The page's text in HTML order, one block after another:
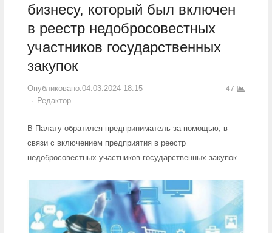
бизнесу, который был включен
в реестр недобросовестных
участников государственных
закупок
Опубликовано:04.03.2024 18:15
Author
Редактор
47
В Палату обратился предприниматель за помощью, в
связи с включением предприятия в реестр
недобросовестных участников государственных закупок.